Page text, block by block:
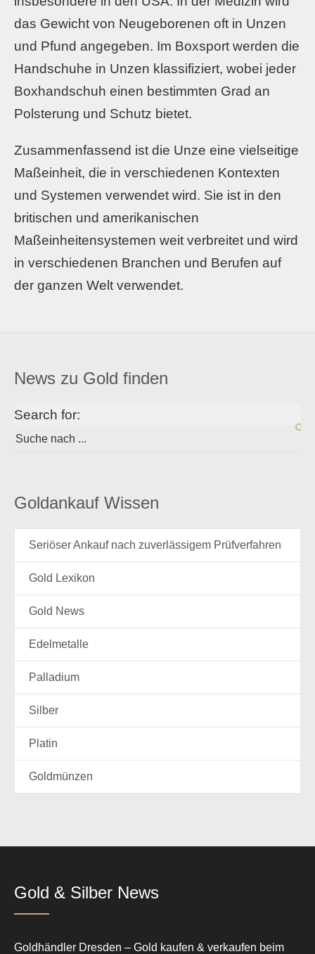
das Gewicht von Neugeborenen oft in Unzen
und Pfund angegeben. Im Boxsport werden die
Handschuhe in Unzen klassifiziert, wobei jeder
Boxhandschuh einen bestimmten Grad an
Polsterung und Schutz bietet.
Zusammenfassend ist die Unze eine vielseitige
Maßeinheit, die in verschiedenen Kontexten
und Systemen verwendet wird. Sie ist in den
britischen und amerikanischen
Maßeinheitensystemen weit verbreitet und wird
in verschiedenen Branchen und Berufen auf
der ganzen Welt verwendet.
News zu Gold finden
Search for:
Goldankauf Wissen
Seriöser Ankauf nach zuverlässigem Prüfverfahren
Gold Lexikon
Gold News
Edelmetalle
Palladium
Silber
Platin
Goldmünzen
Gold & Silber News
Goldhändler Dresden – Gold kaufen & verkaufen beim